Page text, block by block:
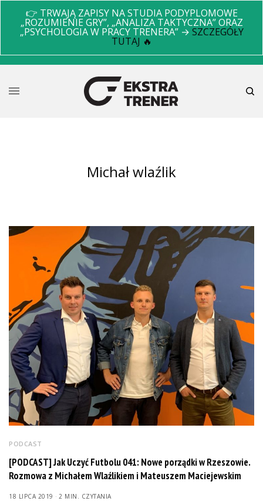
👉 TRWAJĄ ZAPISY NA STUDIA PODYPLOMOWE
„ROZUMIENIE GRY”, „ANALIZA TAKTYCZNA” ORAZ
„PSYCHOLOGIA W PRACY TRENERA” → SZCZEGÓŁY
TUTAJ 🔥
michał wlaźlik
PODCAST
[PODCAST] Jak Uczyć Futbolu 041: Nowe porządki w Rzeszowie.
Rozmowa z Michałem Wlaźlikiem i Mateuszem Maciejewskim
18 LIPCA 2019 2 MIN. CZYTANIA